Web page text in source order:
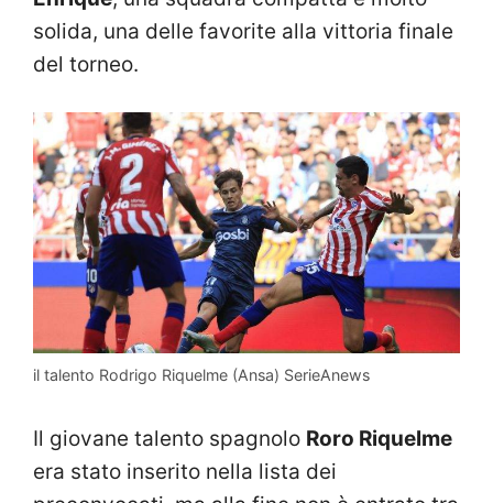
solida, una delle favorite alla vittoria finale
del torneo.
il talento Rodrigo Riquelme (Ansa) SerieAnews
Il giovane talento spagnolo Roro Riquelme
era stato inserito nella lista dei